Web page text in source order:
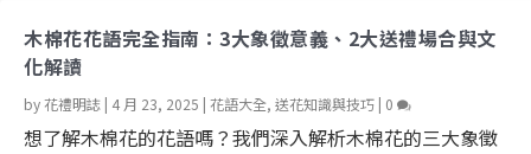
木棉花花語完全指南：3大象徵意義、2大送禮場合與文
化解讀
by花禮明誌 | 4 月 23, 2025 | 花語大全, 送花知識與技巧 | 0
想了解木棉花的花語嗎？我們深入解析木棉花的三大象徵